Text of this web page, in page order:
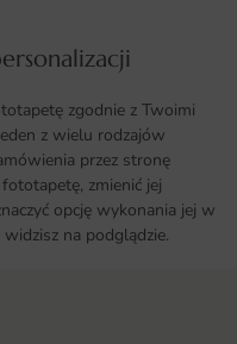
zgodnie z Twoimi
z wielu rodzajów
przez stronę
zmienić jej
opcję wykonania jej w
na podglądzie.